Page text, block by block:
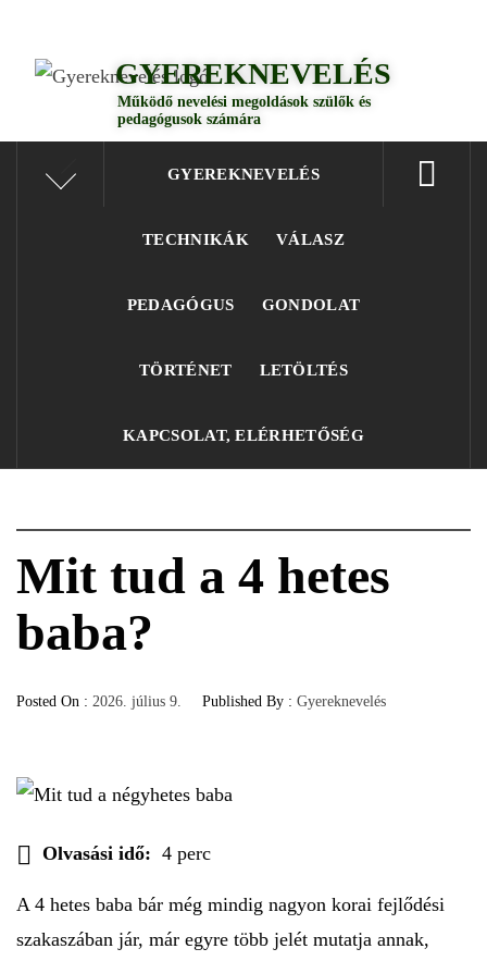
GYEREKNEVELÉS
GYEREKNEVELÉS
Működő nevelési megoldások szülők és
pedagógusok számára
GYEREKNEVELÉS
TECHNIKÁK VÁLASZ
PEDAGÓGUS GONDOLAT
TÖRTÉNET LETÖLTÉS
KAPCSOLAT, ELÉRHETŐSÉG
Mit tud a 4 hetes
baba?
Posted On : 2026. július 9. Published By : Gyereknevelés
Olvasási idő: 4 perc
A 4 hetes baba bár még mindig nagyon korai fejlődési
szakaszában jár, már egyre több jelét mutatja annak,